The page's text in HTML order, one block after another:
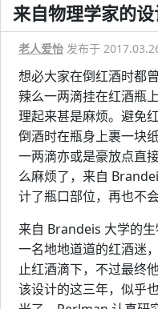
来自物理学家的
老人爱怡 发布于
想必大家在倒红酒时都
辣么一两滴挂在红酒瓶
理起来甚是麻烦。避免
倒酒时在瓶身上裹一块
一两滴亦或是豪放点直
么麻烦了，来自
计了瓶口部位，再也不
来自 Brandeis 大学的
一名地地道道的红酒迷
止红酒滴下，不过最终
该设计的这三年，似乎